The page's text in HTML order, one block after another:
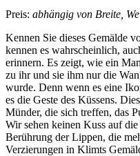
Preis: abhängig von Breite,
Kennen Sie dieses Gemälde
kennen es wahrscheinlich,
erinnern. Es zeigt, wie ein
zu ihr und sie ihm nur die
wurde. Denn wenn es eine
es die Geste des Küssens.
Münder, die sich treffen, das
Wir sehen keinen Kuss auf
Berührung der Lippen, die
Verzierungen in Klimts